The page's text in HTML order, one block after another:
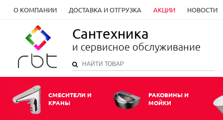
О КОМПАНИИ ДОСТАВКА И ОТГРУЗКА АКЦИИ НОВОСТИ
Сантехника
и сервисное обслуживание
СМЕСИТЕЛИ И
КРАНЫ
РАКОВИНЫ И
МОЙКИ